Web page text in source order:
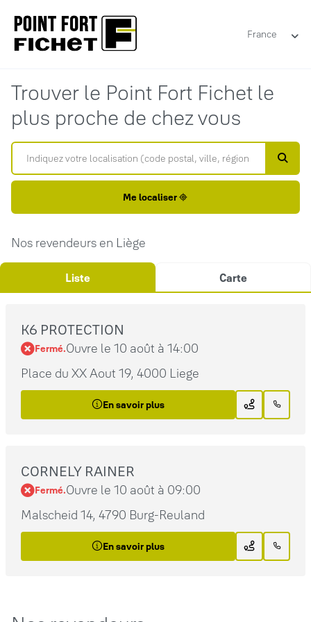
France
Trouver le Point Fort Fichet le
plus proche de chez vous
Me localiser
Nos revendeurs en Liège
Liste Carte
K6 PROTECTION
Fermé.Ouvre le 10 août à 14:00
Place du XX Aout 19, 4000 Liege
En savoir plus
CORNELY RAINER
Fermé.Ouvre le 10 août à 09:00
Malscheid 14, 4790 Burg-Reuland
En savoir plus